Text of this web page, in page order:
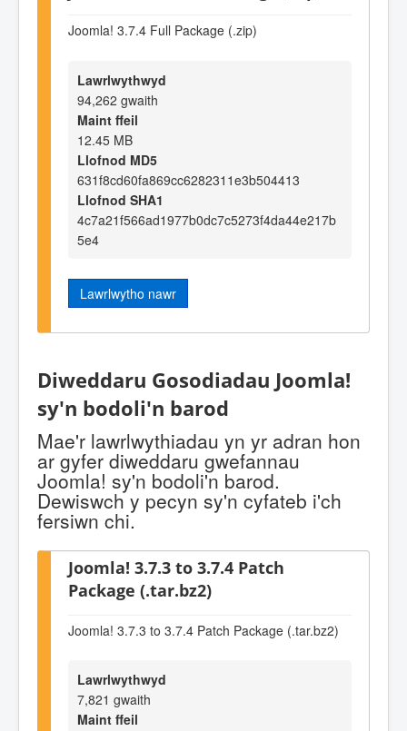
Joomla! 3.7.4 Full Package (.zip)
Lawrlwythwyd
94,262 gwaith
Maint ffeil
12.45 MB
Llofnod MD5
631f8cd60fa869cc6282311e3b504413
Llofnod SHA1
4c7a21f566ad1977b0dc7c5273f4da44e217b
5e4
Lawrlwytho nawr
Diweddaru Gosodiadau Joomla!
sy'n bodoli'n barod
Mae'r lawrlwythiadau yn yr adran hon
ar gyfer diweddaru gwefannau
Joomla! sy'n bodoli'n barod.
Dewiswch y pecyn sy'n cyfateb i'ch
fersiwn chi.
Joomla! 3.7.3 to 3.7.4 Patch
Package (.tar.bz2)
Joomla! 3.7.3 to 3.7.4 Patch Package (.tar.bz2)
Lawrlwythwyd
7,821 gwaith
Maint ffeil